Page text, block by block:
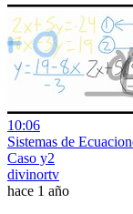
10:06
Sistemas de
Caso y2
divinortv
hace 1 año